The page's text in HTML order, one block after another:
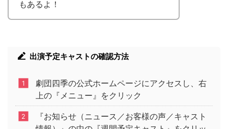
もあるよ！
出演予定キャストの確認方法
劇団四季の公式ホームページにアクセスし、右
上の『メニュー』をクリック
『お知らせ（ニュース／お客様の声／キャスト